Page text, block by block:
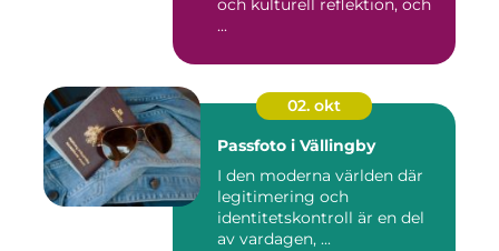
och kulturell reflektion, och
...
02. okt
Passfoto i Vällingby
I den moderna världen där
legitimering och
identitetskontroll är en del
av vardagen, ...